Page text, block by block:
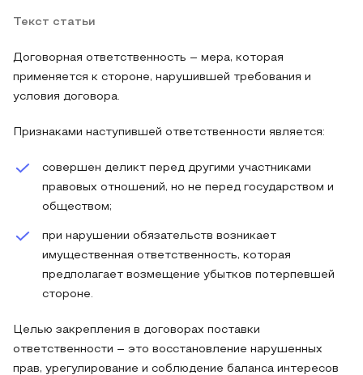
Текст статьи
Договорная ответственность – мера, которая
применяется к стороне, нарушившей требования и
условия договора.
Признаками наступившей ответственности является:
совершен деликт перед другими участниками
правовых отношений, но не перед государством и
обществом;
при нарушении обязательств возникает
имущественная ответственность, которая
предполагает возмещение убытков потерпевшей
стороне.
Целью закрепления в договорах поставки
ответственности – это восстановление нарушенных
прав, урегулирование и соблюдение баланса интересов